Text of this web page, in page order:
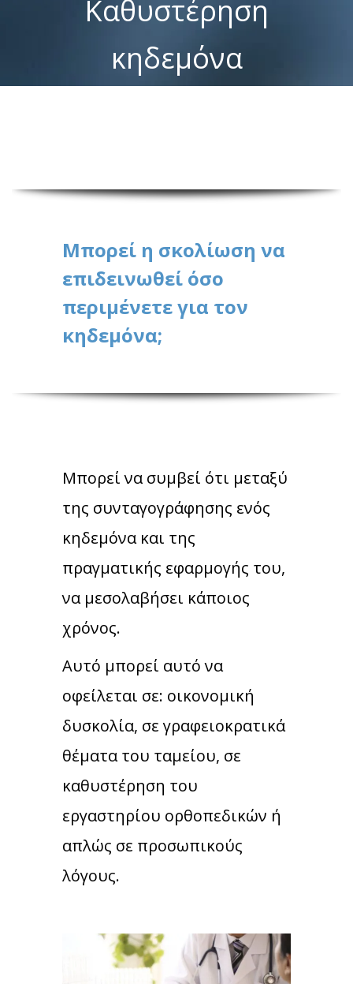
Καθυστέρηση
κηδεμόνα
Μπορεί η σκολίωση να
επιδεινωθεί όσο
περιμένετε για τον
κηδεμόνα;
Μπορεί να συμβεί ότι μεταξύ
της συνταγογράφησης ενός
κηδεμόνα και της
πραγματικής εφαρμογής του,
να μεσολαβήσει κάποιος
χρόνος.
Αυτό μπορεί αυτό να
οφείλεται σε: οικονομική
δυσκολία, σε γραφειοκρατικά
θέματα του ταμείου, σε
καθυστέρηση του
εργαστηρίου ορθοπεδικών ή
απλώς σε προσωπικούς
λόγους.